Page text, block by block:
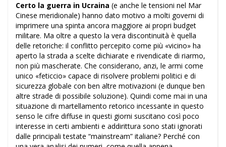
Certo la guerra in Ucraina (e anche le tensioni nel Mar
Cinese meridionale) hanno dato motivo a molti governi di
imprimere una spinta ancora maggiore ai propri budget
militare. Ma oltre a questo la vera discontinuità è quella
delle retoriche: il conflitto percepito come più «vicino» ha
aperto la strada a scelte dichiarate e rivendicate di riarmo,
non più mascherate. Che considerano, anzi, le armi come
unico «feticcio» capace di risolvere problemi politici e di
sicurezza globale con ben altre motivazioni (e dunque ben
altre strade di possibile soluzione). Quindi come mai in una
situazione di martellamento retorico incessante in questo
senso le cifre diffuse in questi giorni suscitano così poco
interesse in certi ambienti e addirittura sono stati ignorati
dalle principali testate “mainstream” italiane? Perché con